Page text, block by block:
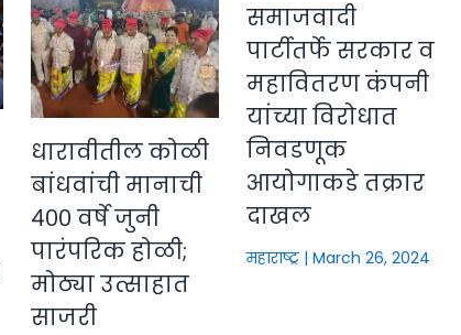
धारावीतील कोळी
बांधवांची मानाची
४०० वर्षे जुनी
पारंपरिक होळी;
मोठ्या उत्साहात
साजरी
समाजवादी
पार्टीतर्फे सरकार व
महावितरण कंपनी
यांच्या विरोधात
निवडणूक
आयोगाकडे तक्रार
दाखल
महाराष्ट्र| March 26, 2024